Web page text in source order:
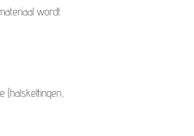
wordt
(halskettingen,